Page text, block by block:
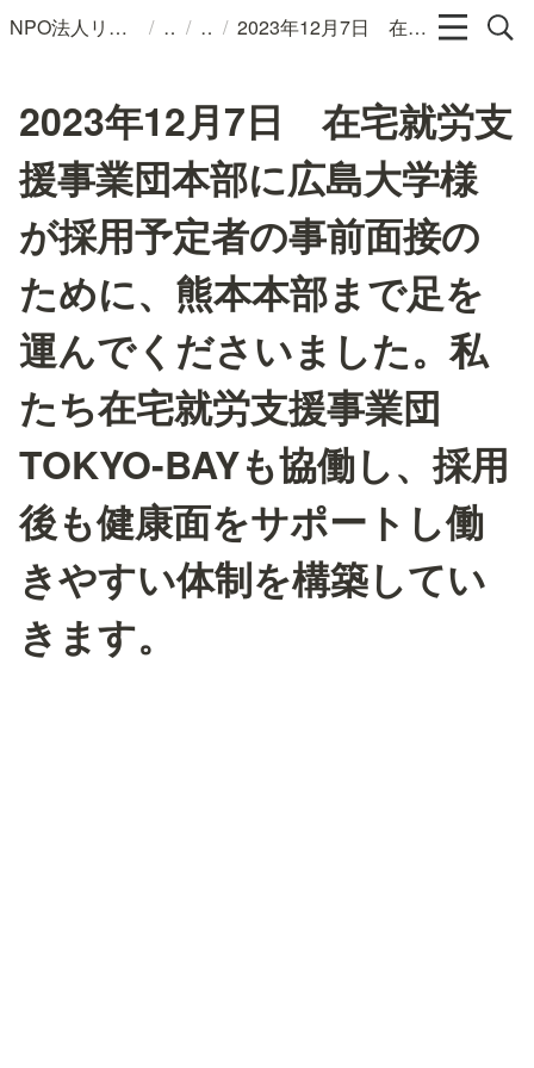
NPO法人リンパカフェ / / / 2023年12月7日 在宅就労支援事業団本部に広島大学様が採用予定者の事前面接のために、熊本本部まで足を運んでくださいました。私たち在宅就労支援事業団TOKYO-BAYも協働し、採用後も健康面をサポートし働きやすい体制を構築していきます。
2023年12月7日 在宅就労支
援事業団本部に広島大学様
が採用予定者の事前面接の
ために、熊本本部まで足を
運んでくださいました。私
たち在宅就労支援事業団
TOKYO-BAYも協働し、採用
後も健康面をサポートし働
きやすい体制を構築してい
きます。